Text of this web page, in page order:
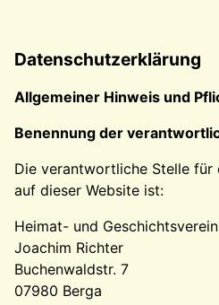
Datenschutzerklärung
Allgemeiner Hinweis und
Benennung der
Die verantwortliche Stelle für
auf dieser Website ist:
Heimat- und
Joachim Richter
Buchenwaldstr. 7
07980 Berga